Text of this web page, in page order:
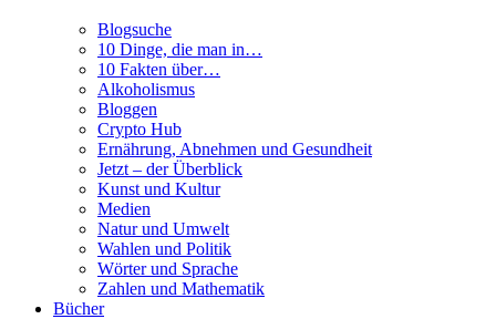
Blogsuche
10 Dinge, die man in…
10 Fakten über…
Alkoholismus
Bloggen
Crypto Hub
Ernährung, Abnehmen und Gesundheit
Jetzt – der Überblick
Kunst und Kultur
Medien
Natur und Umwelt
Wahlen und Politik
Wörter und Sprache
Zahlen und Mathematik
Bücher